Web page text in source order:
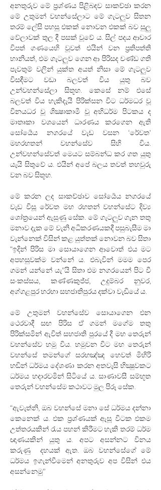
අනතුරුව මේ ප්‍රශ්ණය පිළිබඳව සාකච්ඡා කරන
මේ උතුමන් වහන්සේලාට මේ ගැටලුව සිතන
තරම් ලේසි පහසු එකක් නොවන එකක් බව සුලු
වේලාවක් තුල දී පසක් වූවේ ය. සිල් පදය ආචාර
විපත් ගණයෙහි වූවත් එයින් වන ප්‍රතිපත්ති
හානියත්, එම ගැටලුව ගෙන ආ පිරිසද චණ්ඩ ගති
පැවතුම් වලින් යුක්ත අයත් නිසා මේ ගැටලුව
විසඳීමට වඩා බලවත් විය යුතු බව
උන්වහන්සේලා සිතූහ. කෙසේ නම් එසේ
බලවත් විය හැකිදැයි පිරික්සන විට ධර්මධර වූ
විනයධර වූ ශික්‍ෂාකාමී වූ අභිධර්ම පිටකය ද
මාතෘකා වශයෙන් ධාරණය කරගෙන ඇති
සෝර්‍යෙය නගරයේ වැඩ වසන ‘රේවත’
මහරහතන් වහන්සේව සිහි විය.
උන්වහන්සේවත් මෙයට සම්බන්ධ කර ගත යුතු
යැයි සිතුවේ ය. එයින් අපේ බලය තවත් තහවුරු
වන බව සිතූහ.
මේ කරන ලද සාකච්ඡාව සෝර්‍යෙය නගරයේ
වැඩ විසූ රේවත මහ රහතන් වහන්සේට දිව්‍ය
ශෝත්‍රයෙන් ඇසුණු සේක. මේ ගැටලුව ගැන තතු
මනාව දැක මේ වැනි අධිකරණයකදී පසුබැසීම මා
වැන්නෙක් විසින් කළ යුත්තක් නොවන බව සිතා
“ඉදින් පිරිස මා සොයාගෙන ආවොත් එය මට
අපහසුවක්ම වන්නේ ය. එබැවින් මමම පෙර
ගමන් යන්නේ යැ”යි සිතා එම නගරයෙන් පිට වී
සංකස්සය, කණ්ණකුජ්ජ, උදුම්බර නුවර,
අග්ගළපුර හරහා සහජාතිපුරය දක්වා වැඩියේ ය.
මේ උතුමන් වහන්සේව සොයාගෙන එන
ථෙරවාදී සඟ පිරිස ඒ ගමන් මගේම තතු
පිරික්සමින් ඇවිත් සහජාති පුරයේ දී මහ තෙරුන්
වහන්සේව හමු විය. හමුවන විට මහ තෙරුන්
වහන්සේ තමන්ගේ සරභඤ්ඤ හෙවත් මිහිරි
හඬින් ධර්මය දේශණා කරන අතවැසි භික්‍ෂුවකට
ධර්මය හදාරවමින් සිටියේ ය. සාණාවසී සම්භූත
තෙරුන් වහන්සේම කථාවට මුල පිරූ සේක.
“ඇවැත්නි, ඔබ වහන්සේ මනා සේ ධර්මය දන්නා
කෙනෙක් ය. එක ප්‍රශ්ණයක් ඇසූ විටක එකම
උත්තරයකින් රැය පහන් කිරීමට හැකි තරම් ධර්ම
ඥාණයකින් යුතු ය. අපට අසන්නට විනය
කරුණු
දහයක් ඇත. ඔබ වහන්සේගේ මේ
ධර්මය ඉගැන්වීමෙන් අනතුරුව අප විසින් එය
අසන්නෙමු”